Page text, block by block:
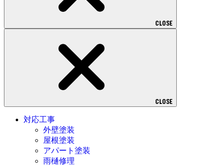
CLOSE
CLOSE
対応工事
外壁塗装
屋根塗装
アパート塗装
雨樋修理